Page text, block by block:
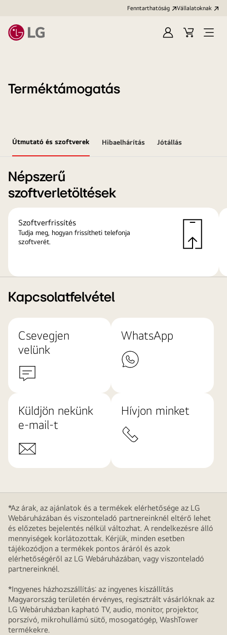
Fenntarthatóság Vállalatoknak
Bejelentkezés
KosárMenü
Terméktámogatás
Útmutató és szoftverek Hibaelhárítás Jótállás
Népszerű
szoftverletöltések
Szoftverfrissítés
Tudja meg, hogyan frissítheti telefonja
szoftverét.
Kapcsolatfelvétel
Csevegjen
velünk
WhatsApp
Küldjön nekünk
e-mail-t
Hívjon minket
*Az árak, az ajánlatok és a termékek elérhetősége az LG
Webáruházában és viszonteladó partnereinknél eltérő lehet
és előzetes bejelentés nélkül változhat. A rendelkezésre álló
mennyiségek korlátozottak. Kérjük, minden esetben
tájékozódjon a termékek pontos áráról és azok
elérhetőségéről az LG Webáruházában, vagy viszonteladó
partnereinknél.
*Ingyenes házhozszállítás: az ingyenes kiszállítás
Magyarország területén érvényes, regisztrált vásárlóknak az
LG Webáruházban kapható TV, audio, monitor, projektor,
porszívó, mikrohullámú sütő, mosogatógép, WashTower
termékekre.